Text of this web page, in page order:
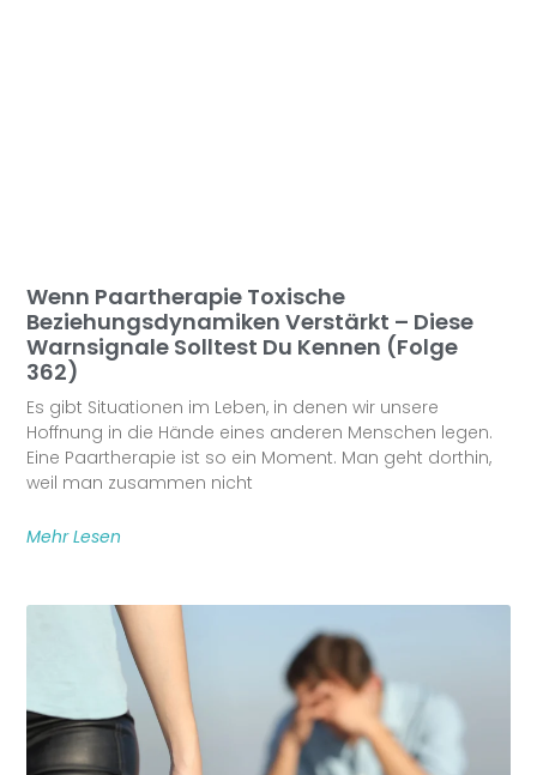
Wenn Paartherapie Toxische
Beziehungsdynamiken Verstärkt – Diese
Warnsignale Solltest Du Kennen (Folge
362)
Es gibt Situationen im Leben, in denen wir unsere
Hoffnung in die Hände eines anderen Menschen legen.
Eine Paartherapie ist so ein Moment. Man geht dorthin,
weil man zusammen nicht
Mehr Lesen